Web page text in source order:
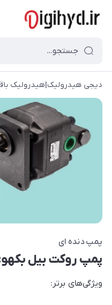
دیجی هیدرولیک|هیدرولیک
پمپ دنده ای
پمپ روکت بیل
ویژگی‌های برتر: